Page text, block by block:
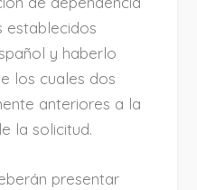
establecidos
y haberlo
los cuales dos
anteriores a la
la solicitud.
presentar